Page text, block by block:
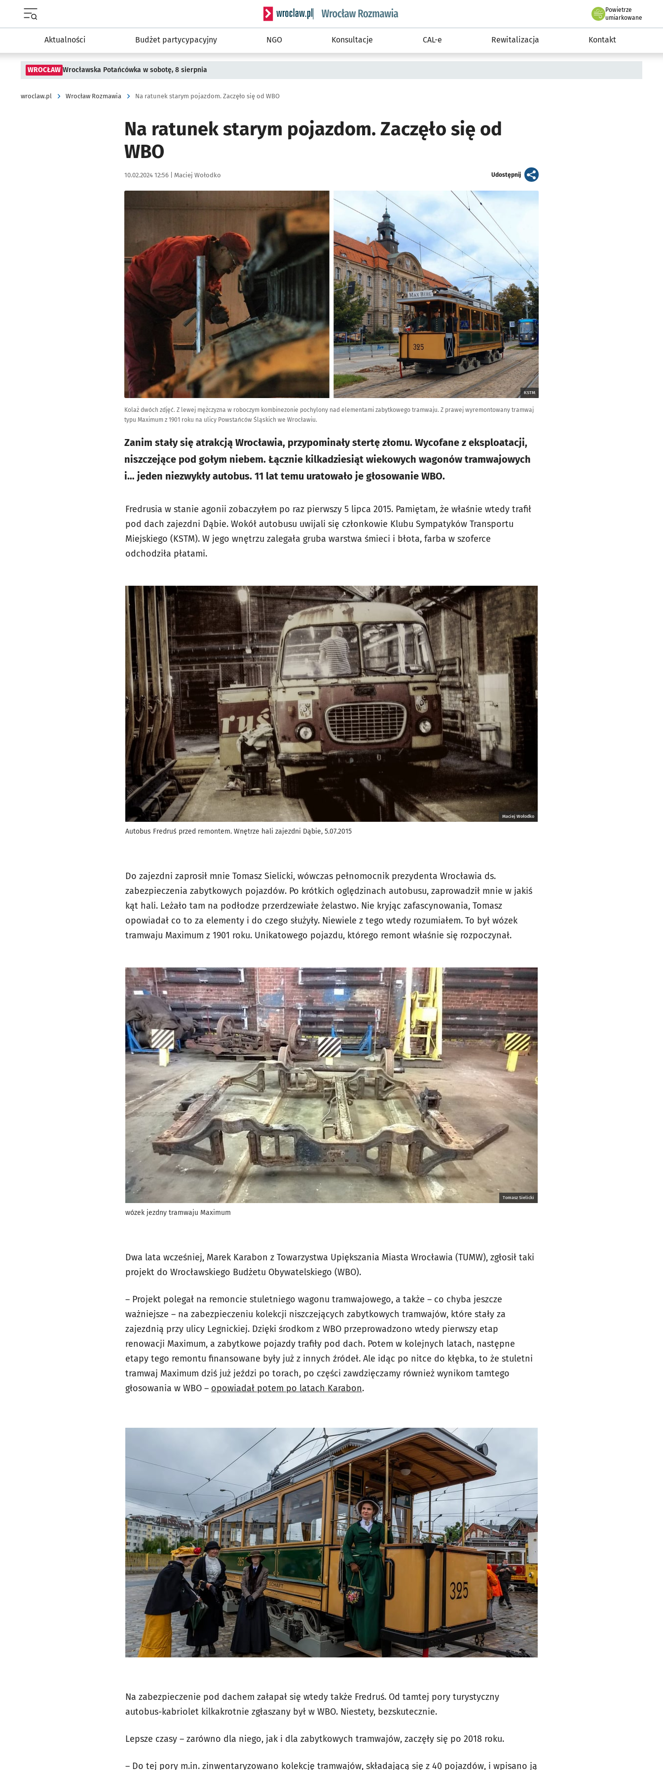
Serwis informacyjny wroclaw.pl podserwis: Rozmawia
Powietrze
we Wrocławiu
umiarkowane
Aktualności Budżet partycypacyjny NGO Konsultacje CAL-e Rewitalizacja Kontakt
WROCŁAW Wrocławska Potańcówka w sobotę, 8 sierpnia
wroclaw.pl Wrocław Rozmawia Na ratunek starym pojazdom. Zaczęło się od WBO
Na ratunek starym pojazdom. Zaczęło się od
WBO
Data publikacji:
10.02.2024 12:56 | Autor:
Maciej Wołodko Udostępnijartykuł
KSTM
Kolaż dwóch zdjęć. Z lewej mężczyzna w roboczym kombinezonie pochylony nad elementami zabytkowego tramwaju. Z prawej wyremontowany tramwaj
typu Maximum z 1901 roku na ulicy Powstańców Śląskich we Wrocławiu.
Zanim stały się atrakcją Wrocławia, przypominały stertę złomu. Wycofane z eksploatacji,
niszczejące pod gołym niebem. Łącznie kilkadziesiąt wiekowych wagonów tramwajowych
i… jeden niezwykły autobus. 11 lat temu uratowało je głosowanie WBO.
Fredrusia w stanie agonii zobaczyłem po raz pierwszy 5 lipca 2015. Pamiętam, że właśnie wtedy trafił
pod dach zajezdni Dąbie. Wokół autobusu uwijali się członkowie Klubu Sympatyków Transportu
Miejskiego (KSTM). W jego wnętrzu zalegała gruba warstwa śmieci i błota, farba w szoferce
odchodziła płatami.
Maciej Wołodko
Autobus Fredruś przed remontem. Wnętrze hali zajezdni Dąbie, 5.07.2015
Do zajezdni zaprosił mnie Tomasz Sielicki, wówczas pełnomocnik prezydenta Wrocławia ds.
zabezpieczenia zabytkowych pojazdów. Po krótkich oględzinach autobusu, zaprowadził mnie w jakiś
kąt hali. Leżało tam na podłodze przerdzewiałe żelastwo. Nie kryjąc zafascynowania, Tomasz
opowiadał co to za elementy i do czego służyły. Niewiele z tego wtedy rozumiałem. To był wózek
tramwaju Maximum z 1901 roku. Unikatowego pojazdu, którego remont właśnie się rozpoczynał.
Tomasz Sielicki
wózek jezdny tramwaju Maximum
Dwa lata wcześniej, Marek Karabon z Towarzystwa Upiększania Miasta Wrocławia (TUMW), zgłosił taki
projekt do Wrocławskiego Budżetu Obywatelskiego (WBO).
– Projekt polegał na remoncie stuletniego wagonu tramwajowego, a także – co chyba jeszcze
ważniejsze – na zabezpieczeniu kolekcji niszczejących zabytkowych tramwajów, które stały za
zajezdnią przy ulicy Legnickiej. Dzięki środkom z WBO przeprowadzono wtedy pierwszy etap
renowacji Maximum, a zabytkowe pojazdy trafiły pod dach. Potem w kolejnych latach, następne
etapy tego remontu finansowane były już z innych źródeł. Ale idąc po nitce do kłębka, to że stuletni
tramwaj Maximum dziś już jeździ po torach, po części zawdzięczamy również wynikom tamtego
głosowania w WBO – opowiadał potem po latach Karabon.
Na zabezpieczenie pod dachem załapał się wtedy także Fredruś. Od tamtej pory turystyczny
autobus-kabriolet kilkakrotnie zgłaszany był w WBO. Niestety, bezskutecznie.
Lepsze czasy – zarówno dla niego, jak i dla zabytkowych tramwajów, zaczęły się po 2018 roku.
– Do tej pory m.in. zinwentaryzowano kolekcję tramwajów, składającą się z 40 pojazdów, i wpisano ją